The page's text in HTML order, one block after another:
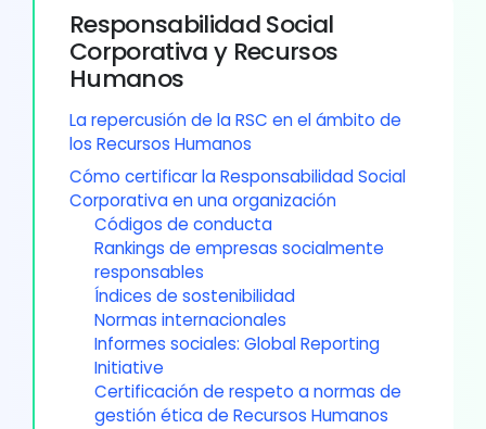
Responsabilidad Social
Corporativa y Recursos
Humanos
La repercusión de la RSC en el ámbito de
los Recursos Humanos
Cómo certificar la Responsabilidad Social
Corporativa en una organización
Códigos de conducta
Rankings de empresas socialmente
responsables
Índices de sostenibilidad
Normas internacionales
Informes sociales: Global Reporting
Initiative
Certificación de respeto a normas de
gestión ética de Recursos Humanos